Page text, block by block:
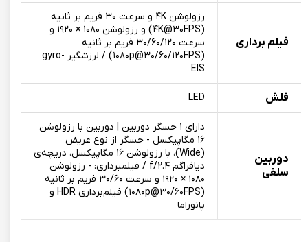
فیلم برداری
رزولوشن ۴K و سرعت ۳۰ فریم بر ثانیه
(۴K@۳۰FPS) و رزولوشن ۱۰۸۰ × ۱۹۲۰ و
سرعت ۳۰/۶۰/۱۲۰ فریم بر ثانیه
(۱۰۸۰p@۳۰/۶۰/۱۲۰FPS) / لرزشگیر gyro-
EIS
فلش LED
دوربین
سلفی
دارای ۱ حسگر دوربین | دوربین‌ با رزولوشن
۱۶ مگاپیکسل - حسگر از نوع عریض
(Wide)، با رزولوشن ۱۶ مگاپیکسل، دریچه‌ی
دیافراگم f/۲.۴ / فیلمبرداری: - رزولوشن
۱۰۸۰ × ۱۹۲۰ و سرعت ۳۰/۶۰ فریم بر ثانیه
(۱۰۸۰p@۳۰/۶۰FPS) فیلم‌برداری HDR و
پانوراما